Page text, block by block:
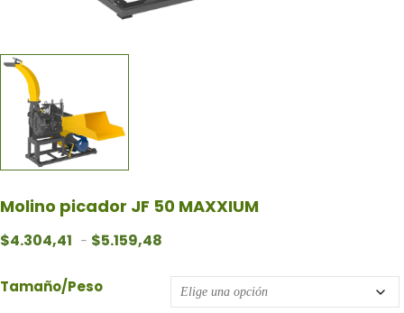
Molino picador JF 50 MAXXIUM
$4.304,41 - $5.159,48
Tamaño/Peso